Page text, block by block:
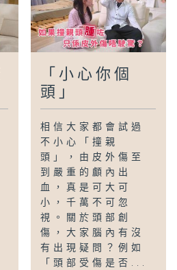
「小心你個
頭」
相信大家都會試過
不小心「撞親
頭」，由皮外傷至
到嚴重的顱內出
血，真是可大可
小，千萬不可忽
視。關於頭部創
傷，大家腦內有沒
有出現疑問？例如
「頭部受傷是否...